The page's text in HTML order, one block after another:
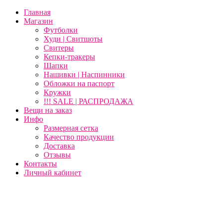
Главная
Магазин
Футболки
Худи | Свитшоты
Свитеры
Кепки-тракеры
Шапки
Нашивки | Наспинники
Обложки на паспорт
Кружки
!!! SALE | РАСПРОДАЖА
Вещи на заказ
Инфо
Размерная сетка
Качество продукции
Доставка
Отзывы
Контакты
Личный кабинет